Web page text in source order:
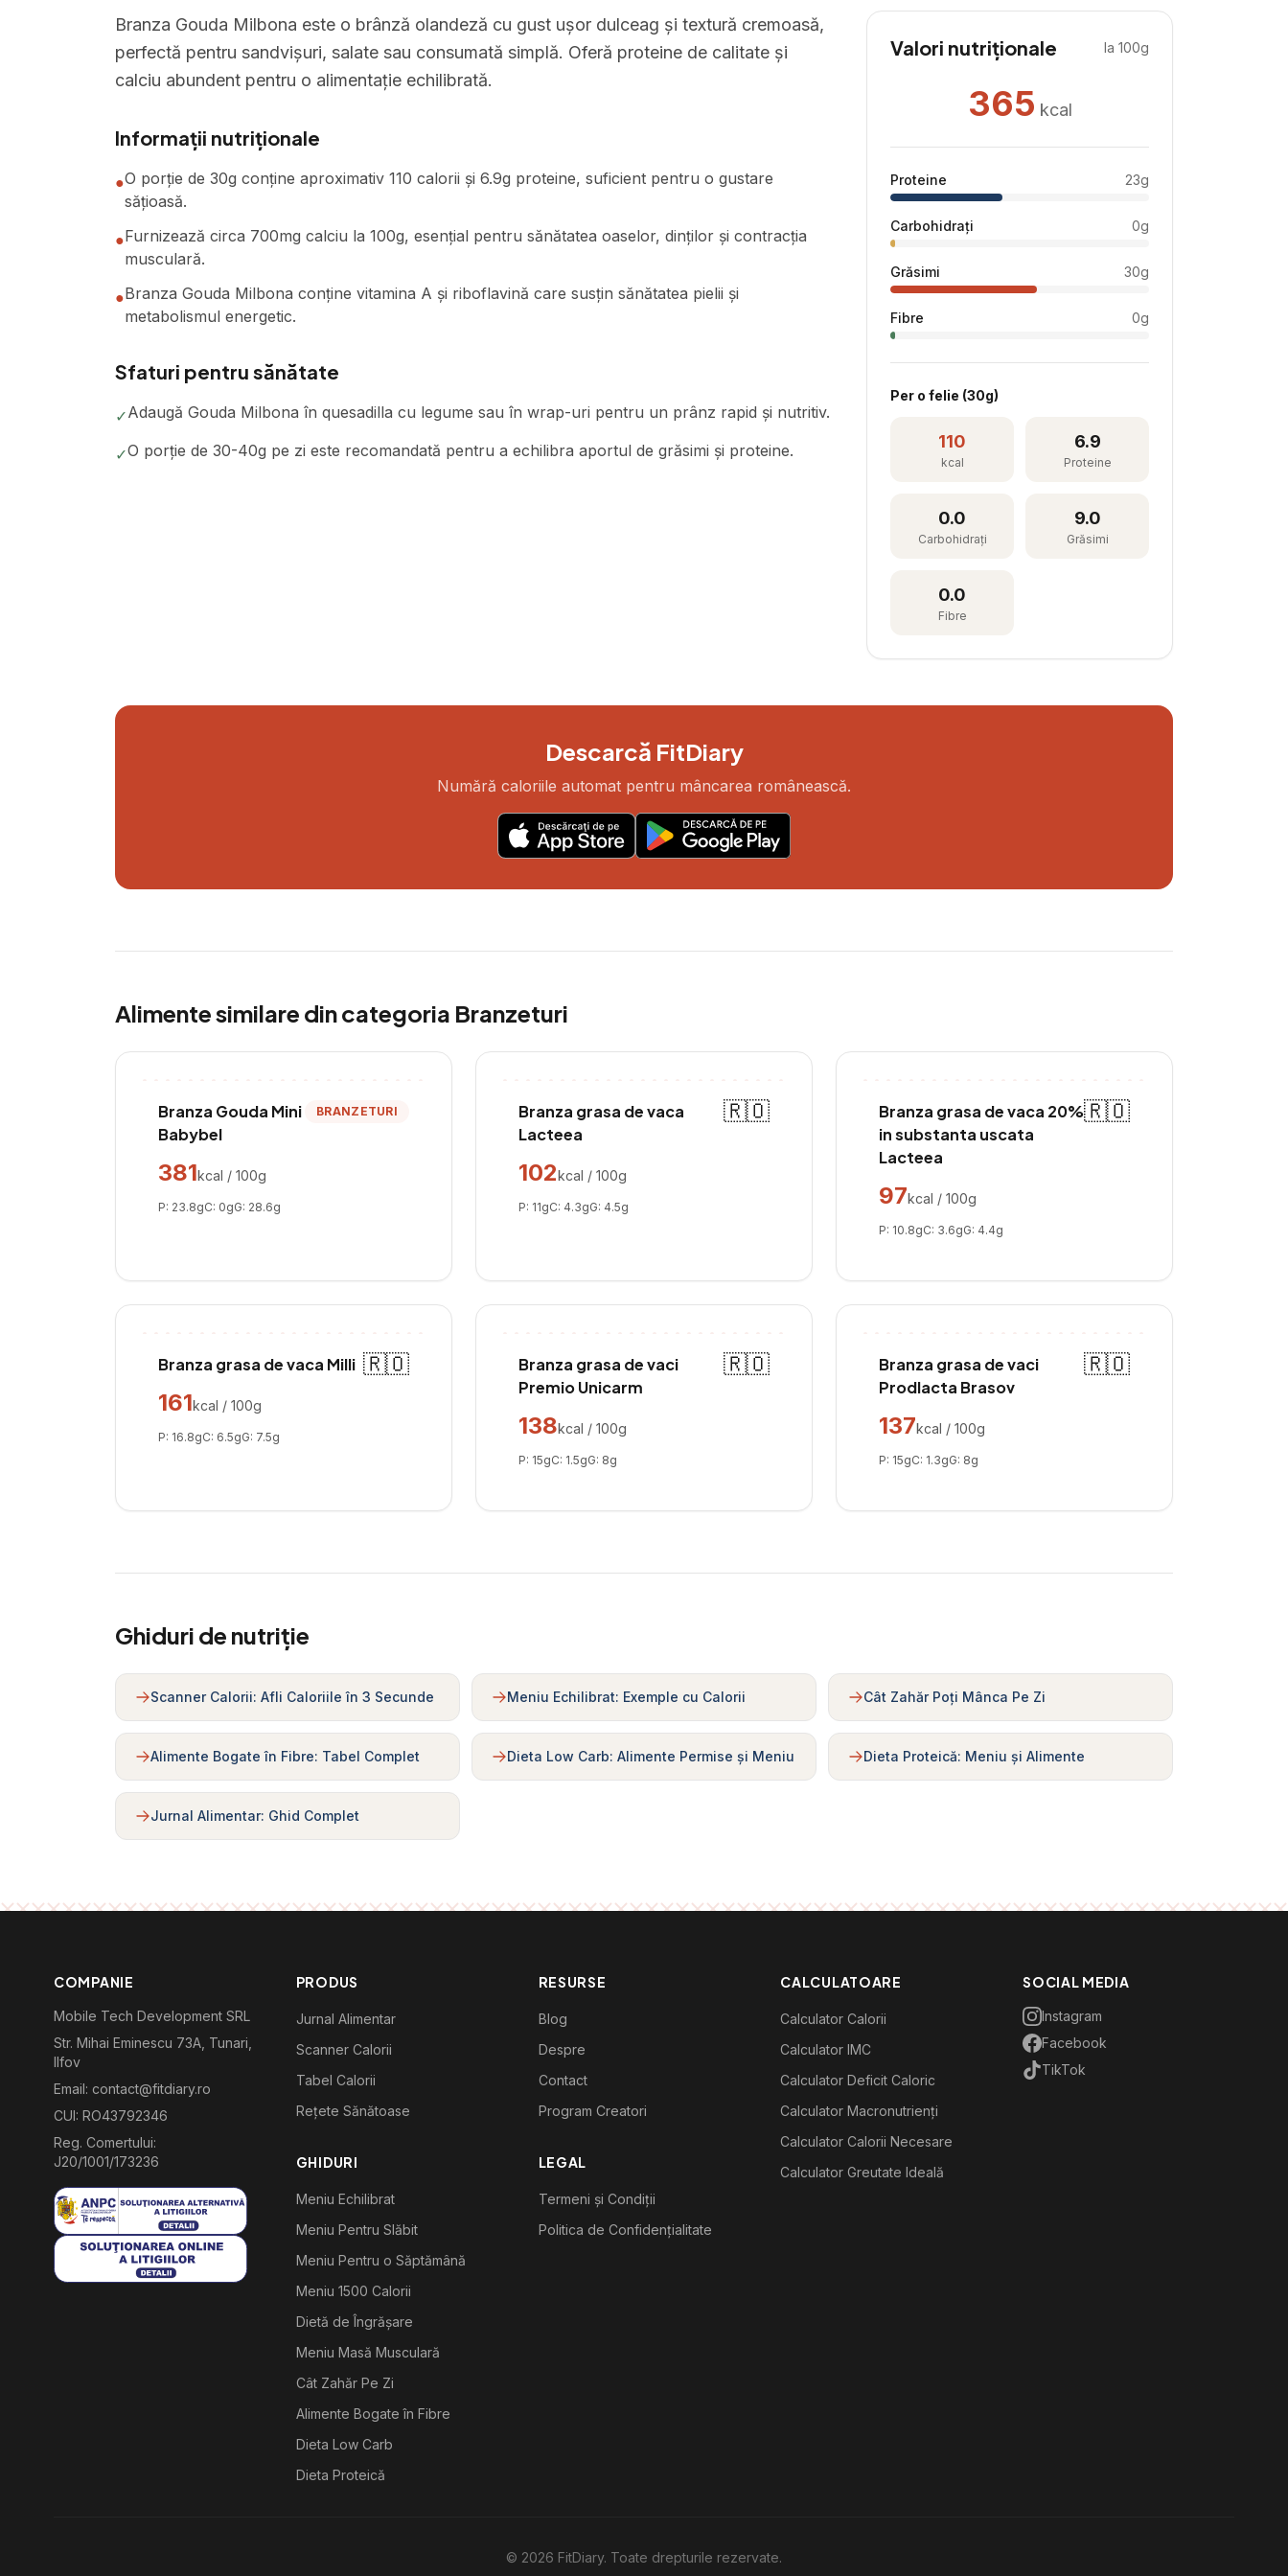
Branza Gouda Milbona este o brânză olandeză cu gust ușor dulceag și textură cremoasă,
perfectă pentru sandvișuri, salate sau consumată simplă. Oferă proteine de calitate și
calciu abundent pentru o alimentație echilibrată.
Informații nutriționale
●O porție de 30g conține aproximativ 110 calorii și 6.9g proteine, suficient pentru o gustare
sățioasă.
●Furnizează circa 700mg calciu la 100g, esențial pentru sănătatea oaselor, dinților și contracția
musculară.
●Branza Gouda Milbona conține vitamina A și riboflavină care susțin sănătatea pielii și
metabolismul energetic.
Sfaturi pentru sănătate
✓Adaugă Gouda Milbona în quesadilla cu legume sau în wrap-uri pentru un prânz rapid și nutritiv.
✓O porție de 30-40g pe zi este recomandată pentru a echilibra aportul de grăsimi și proteine.
Valori nutriționale la 100g
365 kcal
Proteine 23g
Carbohidrați 0g
Grăsimi 30g
Fibre 0g
Per o felie (30g)
110
kcal
6.9
Proteine
0.0
Carbohidrați
9.0
Grăsimi
0.0
Fibre
Descarcă FitDiary
Numără caloriile automat pentru mâncarea românească.
Alimente similare din categoria Branzeturi
Branza Gouda Mini
Babybel
BRANZETURI
381kcal / 100g
P: 23.8gC: 0gG: 28.6g
Branza grasa de vaca
Lacteea
🇷🇴
102kcal / 100g
P: 11gC: 4.3gG: 4.5g
Branza grasa de vaca 20%
in substanta uscata
Lacteea
🇷🇴
97kcal / 100g
P: 10.8gC: 3.6gG: 4.4g
Branza grasa de vaca Milli 🇷🇴
161kcal / 100g
P: 16.8gC: 6.5gG: 7.5g
Branza grasa de vaci
Premio Unicarm
🇷🇴
138kcal / 100g
P: 15gC: 1.5gG: 8g
Branza grasa de vaci
Prodlacta Brasov
🇷🇴
137kcal / 100g
P: 15gC: 1.3gG: 8g
Ghiduri de nutriție
Scanner Calorii: Afli Caloriile în 3 Secunde Meniu Echilibrat: Exemple cu Calorii Cât Zahăr Poți Mânca Pe Zi
Alimente Bogate în Fibre: Tabel Complet Dieta Low Carb: Alimente Permise și Meniu Dieta Proteică: Meniu și Alimente
Jurnal Alimentar: Ghid Complet
COMPANIE
Mobile Tech Development SRL
Str. Mihai Eminescu 73A, Tunari,
Ilfov
Email: contact@fitdiary.ro
CUI: RO43792346
Reg. Comertului:
J20/1001/173236
PRODUS
Jurnal Alimentar
Scanner Calorii
Tabel Calorii
Rețete Sănătoase
GHIDURI
Meniu Echilibrat
Meniu Pentru Slăbit
Meniu Pentru o Săptămână
Meniu 1500 Calorii
Dietă de Îngrășare
Meniu Masă Musculară
Cât Zahăr Pe Zi
Alimente Bogate în Fibre
Dieta Low Carb
Dieta Proteică
RESURSE
Blog
Despre
Contact
Program Creatori
LEGAL
Termeni și Condiții
Politica de Confidențialitate
CALCULATOARE
Calculator Calorii
Calculator IMC
Calculator Deficit Caloric
Calculator Macronutrienți
Calculator Calorii Necesare
Calculator Greutate Ideală
SOCIAL MEDIA
Instagram
Facebook
TikTok
© 2026 FitDiary. Toate drepturile rezervate.